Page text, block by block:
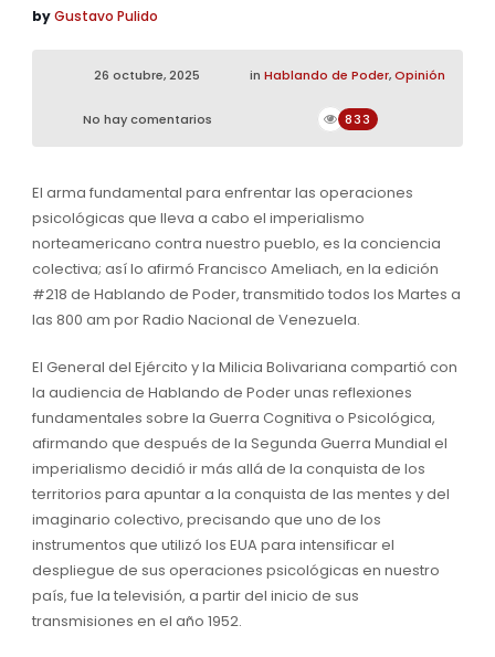
byGustavo Pulido
26 octubre, 2025 in Hablando de Poder,Opinión
No hay comentarios 833
El arma fundamental para enfrentar las operaciones
psicológicas que lleva a cabo el imperialismo
norteamericano contra nuestro pueblo, es la conciencia
colectiva; así lo afirmó Francisco Ameliach, en la edición
#218 de Hablando de Poder, transmitido todos los Martes a
las 800 am por Radio Nacional de Venezuela.
El General del Ejército y la Milicia Bolivariana compartió con
la audiencia de Hablando de Poder unas reflexiones
fundamentales sobre la Guerra Cognitiva o Psicológica,
afirmando que después de la Segunda Guerra Mundial el
imperialismo decidió ir más allá de la conquista de los
territorios para apuntar a la conquista de las mentes y del
imaginario colectivo, precisando que uno de los
instrumentos que utilizó los EUA para intensificar el
despliegue de sus operaciones psicológicas en nuestro
país, fue la televisión, a partir del inicio de sus
transmisiones en el año 1952.